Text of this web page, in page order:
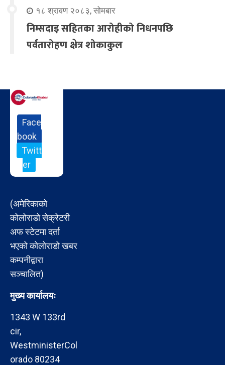
१८ श्रावण २०८३, सोमबार
निम्सदाइ सहितका आरोहीको निधनपछि
पर्वतारोहण क्षेत्र शोकाकुल
Face
book
Twitt
er
(अमेरिकाको
कोलोराडो सेक्रेटरी
अफ स्टेटमा दर्ता
भएको कोलोराडो खबर
कम्पनीद्वारा
सञ्चालित)
मुख्य कार्यालयः
1343 W 133rd
cir,
WestministerCol
orado 80234